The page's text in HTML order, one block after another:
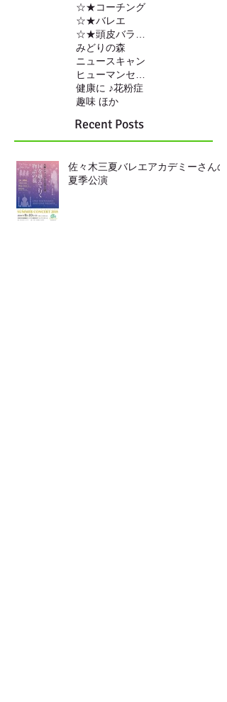
☆★コーチング
☆★バレエ
みどりの森
ニュースキャン
健康に ♪花粉症
趣味 ほか
Recent Posts
佐々木三夏バレエアカデミーさんの
夏季公演